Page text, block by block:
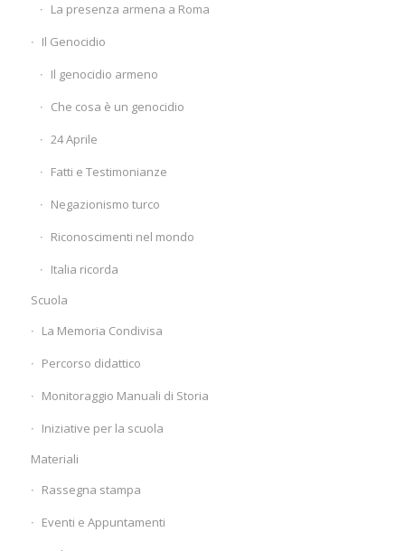
La presenza armena a Roma
Il Genocidio
Il genocidio armeno
Che cosa è un genocidio
24 Aprile
Fatti e Testimonianze
Negazionismo turco
Riconoscimenti nel mondo
Italia ricorda
Scuola
La Memoria Condivisa
Percorso didattico
Monitoraggio Manuali di Storia
Iniziative per la scuola
Materiali
Rassegna stampa
Eventi e Appuntamenti